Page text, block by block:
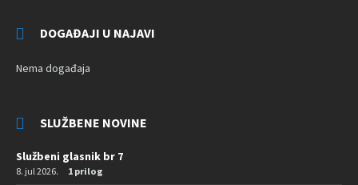
DOGAĐAJI U NAJAVI
Nema događaja
SLUŽBENE NOVINE
Službeni glasnik br 7
8. jul 2026. 1 prilog